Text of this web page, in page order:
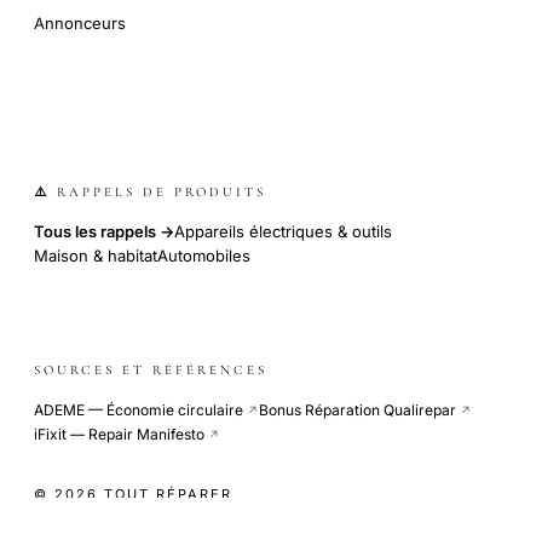
Annonceurs
⚠️ RAPPELS DE PRODUITS
Tous les rappels →Appareils électriques & outils
Maison & habitatAutomobiles
SOURCES ET RÉFÉRENCES
ADEME — Économie circulaire ↗ Bonus Réparation Qualirepar ↗
iFixit — Repair Manifesto ↗
© 2026 TOUT RÉPARER